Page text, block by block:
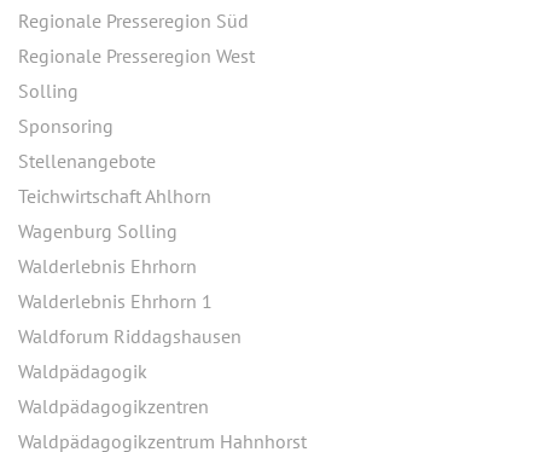
Regionale Presseregion Süd
Regionale Presseregion West
Solling
Sponsoring
Stellenangebote
Teichwirtschaft Ahlhorn
Wagenburg Solling
Walderlebnis Ehrhorn
Walderlebnis Ehrhorn 1
Waldforum Riddagshausen
Waldpädagogik
Waldpädagogikzentren
Waldpädagogikzentrum Hahnhorst